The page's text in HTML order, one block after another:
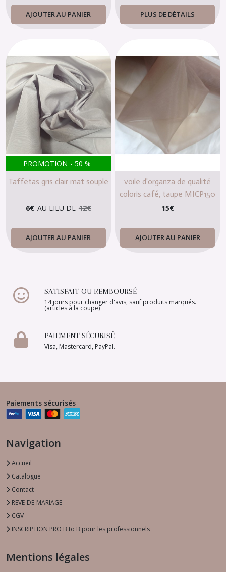
AJOUTER AU PANIER PLUS DE DÉTAILS
PROMOTION - 50 %
Taffetas gris clair mat souple
6€ AU LIEU DE 12€
AJOUTER AU PANIER
voile d'organza de qualité
coloris café, taupe MICP150
15€
AJOUTER AU PANIER
SATISFAIT OU REMBOURSÉ
14 jours pour changer d'avis, sauf produits marqués.
(articles à la coupe)
PAIEMENT SÉCURISÉ
Visa, Mastercard, PayPal.
Paiements sécurisés
Navigation
Accueil
Catalogue
Contact
REVE-DE-MARIAGE
CGV
INSCRIPTION PRO B to B pour les professionnels
Mentions légales